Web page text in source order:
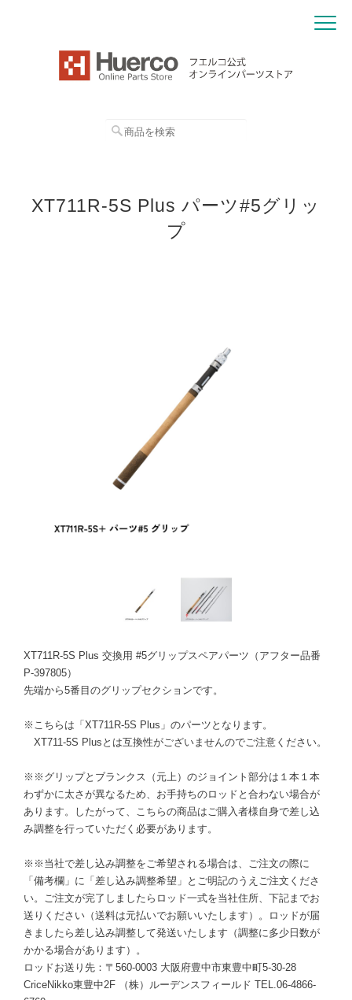
XT711R-5S Plus パーツ#5グリッ
プ
XT711R-5S Plus 交換用 #5グリップスペアパーツ（アフター品番
P-397805）
先端から5番目のグリップセクションです。
※こちらは「XT711R-5S Plus」のパーツとなります。
XT711-5S Plusとは互換性がございませんのでご注意ください。
※※グリップとブランクス（元上）のジョイント部分は１本１本
わずかに太さが異なるため、お手持ちのロッドと合わない場合が
あります。したがって、こちらの商品はご購入者様自身で差し込
み調整を行っていただく必要があります。
※※当社で差し込み調整をご希望される場合は、ご注文の際に
「備考欄」に「差し込み調整希望」とご明記のうえご注文くださ
い。ご注文が完了しましたらロッド一式を当社住所、下記までお
送りください（送料は元払いでお願いいたします）。ロッドが届
きましたら差し込み調整して発送いたします（調整に多少日数が
かかる場合があります）。
ロッドお送り先：〒560-0003 大阪府豊中市東豊中町5-30-28
CriceNikko東豊中2F （株）ルーデンスフィールド TEL.06-4866-